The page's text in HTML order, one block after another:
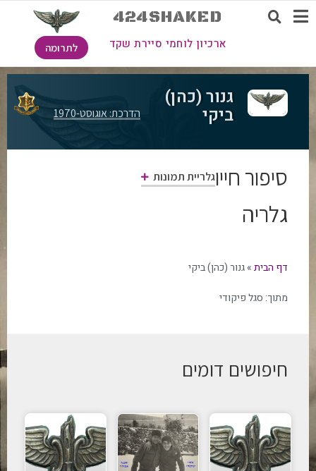
424SHAKED
ארכיון לוחמי סיירת שקד לתרומה
גנור (כהן)
ביקי הדרכת: אוגוסט-1970
סיפור חייוגלריית תמונות
גלריה
דף הבית»גנור (כהן) ביקי
מתוך: סגל פיקודי
חיפושים דומים